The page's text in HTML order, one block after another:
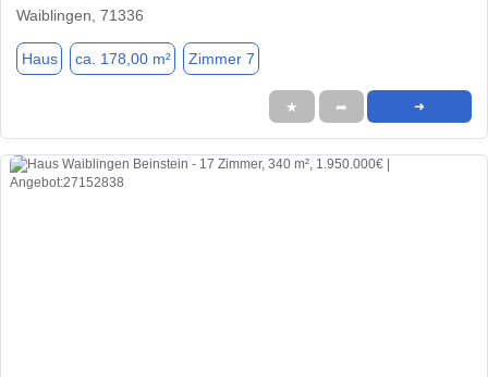
Waiblingen, 71336
Haus ca. 178,00 m² Zimmer 7
★ ➦ ➜